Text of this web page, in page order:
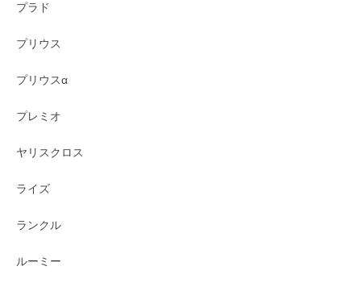
プラド
プリウス
プリウスα
プレミオ
ヤリスクロス
ライズ
ランクル
ルーミー